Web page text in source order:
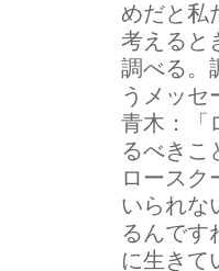
めだと私
考えると
調べる。
うメッセ
青木：
るべきこ
ロースク
いられな
るんです
に生きて